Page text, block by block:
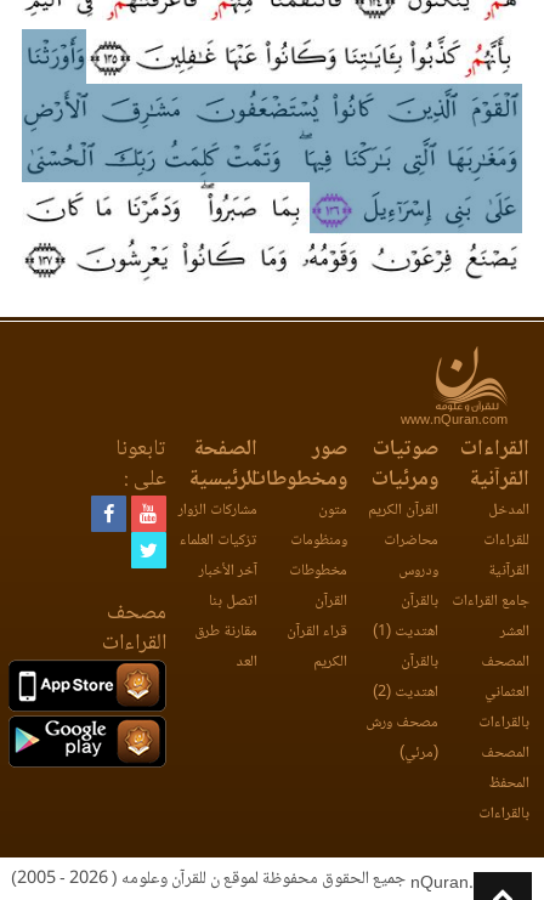
www.nQuran.com
القراءات
القرآنية
المدخل
للقراءات
القرآنية
جامع القراءات
العشر
المصحف
العثماني
بالقراءات
المصحف
المحفظ
بالقراءات
صوتيات
ومرئيات
القرآن الكريم
محاضرات
ودروس
بالقرآن
اهتديت (1)
بالقرآن
اهتديت (2)
مصحف ورش
(مرئي)
صور
ومخطوطات
متون
ومنظومات
مخطوطات
القرآن
قراء القرآن
الكريم
الصفحة
الرئيسية
مشاركات الزوار
تزكيات العلماء
آخر الأخبار
اتصل بنا
مقارنة طرق
العد
تابعونا
على :
مصحف
القراءات
جميع الحقوق محفوظة لموقع ن للقرآن وعلومه ( 2026 - 2005) nQuran.com